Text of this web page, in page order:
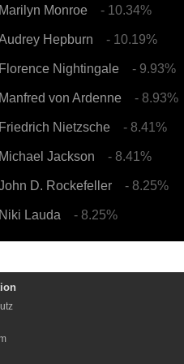
Marilyn Monroe - 10.34%
Hepburn - 10.19%
Florence Nightingale - 9.93%
Manfred von Ardenne - 8.93%
Friedrich Nietzsche - 8.41%
Michael Jackson - 8.41%
D. Rockefeller - 8.25%
Niki Lauda - 8.25%